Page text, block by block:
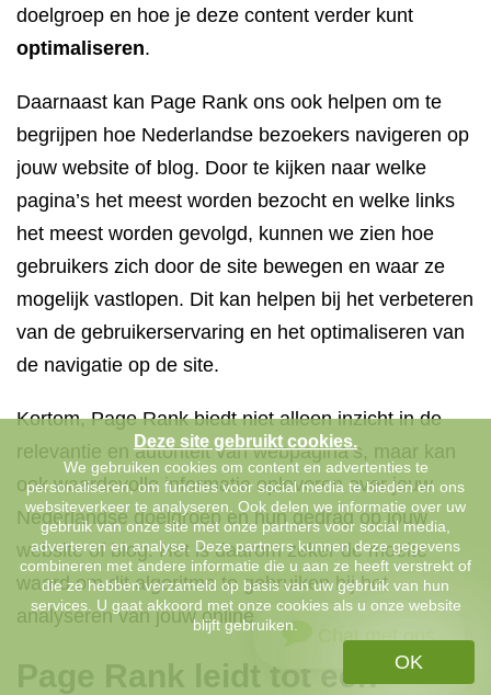
doelgroep en hoe je deze content verder kunt
optimaliseren.
Daarnaast kan Page Rank ons ook helpen om te
begrijpen hoe Nederlandse bezoekers navigeren op
jouw website of blog. Door te kijken naar welke
pagina’s het meest worden bezocht en welke links
het meest worden gevolgd, kunnen we zien hoe
gebruikers zich door de site bewegen en waar ze
mogelijk vastlopen. Dit kan helpen bij het verbeteren
van de gebruikerservaring en het optimaliseren van
de navigatie op de site.
Kortom, Page Rank biedt niet alleen inzicht in de
relevantie en autoriteit van webpagina’s, maar kan
ook waardevolle informatie opleveren over jouw
Nederlandse doelgroep en hun gedrag op jouw
website of blog. Het is daarom zeker de moeite
waard om dit algoritme te gebruiken bij het
analyseren van jouw online aanwezigheid.
Page Rank leidt tot een
Chat met ons
Deze site gebruikt cookies.
We gebruiken cookies om content en advertenties te
personaliseren, om functies voor social media te bieden en ons
websiteverkeer te analyseren. Ook delen we informatie over uw
gebruik van onze site met onze partners voor social media,
adverteren en analyse. Deze partners kunnen deze gegevens
combineren met andere informatie die u aan ze heeft verstrekt of
die ze hebben verzameld op basis van uw gebruik van hun
services. U gaat akkoord met onze cookies als u onze website
blijft gebruiken.
OK